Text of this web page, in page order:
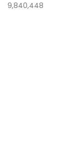
9,840,448